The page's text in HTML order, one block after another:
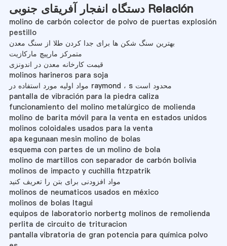
دستگاه انفجار آفریقای جنوبی Relación
molino de carbón colector de polvo de puertas explosión
pestillo
بهترین سنگ شکن ها برای جدا کردن طلا از سنگ معدن
متمرکز مارپیچ مارکازیت
قیمت کارخانه معدن در اندونزی
molinos harineros para soja
مواد اولیه مورد استفاده در raymond ، s محدود است
pantalla de vibración para la piedra caliza
funcionamiento del molino metalúrgico de molienda
molino de barita móvil para la venta en estados unidos
molinos coloidales usados ​​para la venta
apa kegunaan mesin molino de bolas
esquema con partes de un molino de bola
molino de martillos con separador de carbón bolivia
molinos de impacto y cuchilla fitzpatrik
مواد افزودنی برای بتن را تعریف کنید
molinos de neumaticos usados en méxico
molinos de bolas Itagui
equipos de laboratorio norbertg molinos de remolienda
perlita de circuito de trituracion
pantalla vibratoria de gran potencia para química polvo